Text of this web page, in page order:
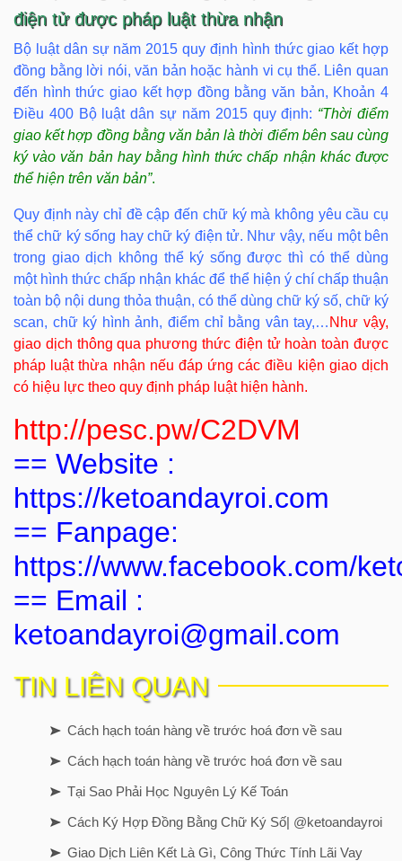
điện tử được pháp luật thừa nhận
Bộ luật dân sự năm 2015 quy định hình thức giao kết hợp
đồng bằng lời nói, văn bản hoặc hành vi cụ thể. Liên quan
đến hình thức giao kết hợp đồng bằng văn bản, Khoản 4
Điều 400 Bộ luật dân sự năm 2015 quy định: “Thời điểm
giao kết hợp đồng bằng văn bản là thời điểm bên sau cùng
ký vào văn bản hay bằng hình thức chấp nhận khác được
thể hiện trên văn bản”.
Quy định này chỉ đề cập đến chữ ký mà không yêu cầu cụ
thể chữ ký sống hay chữ ký điện tử. Như vậy, nếu một bên
trong giao dịch không thể ký sống được thì có thể dùng
một hình thức chấp nhận khác để thể hiện ý chí chấp thuận
toàn bộ nội dung thỏa thuận, có thể dùng chữ ký số, chữ ký
scan, chữ ký hình ảnh, điểm chỉ bằng vân tay,… Như vậy,
giao dịch thông qua phương thức điện tử hoàn toàn được
pháp luật thừa nhận nếu đáp ứng các điều kiện giao dịch
có hiệu lực theo quy định pháp luật hiện hành.
http://pesc.pw/C2DVM
== Website :
https://ketoandayroi.com
== Fanpage:
https://www.facebook.com/
== Email :
ketoandayroi@gmail.com
TIN LIÊN QUAN
Cách hạch toán hàng về trước hoá đơn về sau
Cách hạch toán hàng về trước hoá đơn về sau
Tại Sao Phải Học Nguyên Lý Kế Toán
Cách Ký Hợp Đồng Bằng Chữ Ký Số| @ketoandayroi
Giao Dịch Liên Kết Là Gì, Công Thức Tính Lãi Vay